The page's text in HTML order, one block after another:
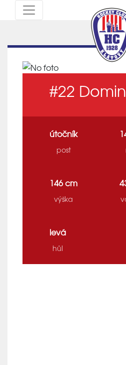
#22
útočník
post
146 cm
výška
levá
hůl